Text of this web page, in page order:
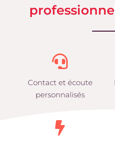
Contact et écoute
personnalisés